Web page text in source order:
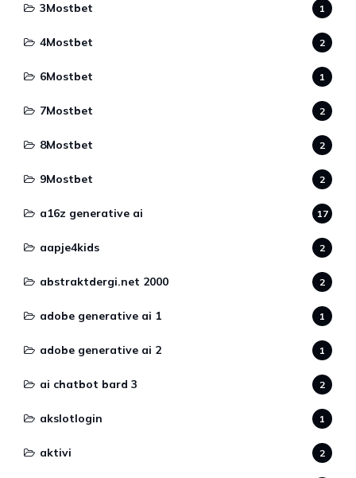
3Mostbet 1
4Mostbet 2
6Mostbet 1
7Mostbet 2
8Mostbet 2
9Mostbet 2
a16z generative ai 17
aapje4kids 2
abstraktdergi.net 2000 2
adobe generative ai 1 1
adobe generative ai 2 1
ai chatbot bard 3 2
akslotlogin 1
aktivi 2